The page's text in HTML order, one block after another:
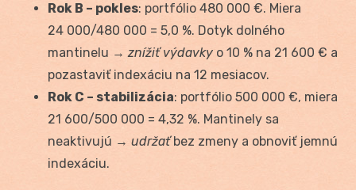
Rok B – pokles: portfólio 480 000 €. Miera
24 000/480 000 = 5,0 %. Dotyk dolného
mantinelu →znížiť výdavky o 10 % na 21 600 € a
pozastaviť indexáciu na 12 mesiacov.
Rok C – stabilizácia: portfólio 500 000 €, miera
21 600/500 000 = 4,32 %. Mantinely sa
neaktivujú → udržaťbez zmeny a obnoviť jemnú
indexáciu.